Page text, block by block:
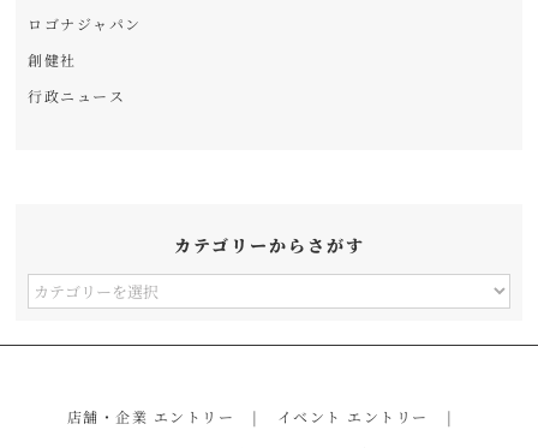
ロゴナジャパン
創健社
行政ニュース
カテゴリーからさがす
カ
店舗・企業 エントリー
イベント エントリー